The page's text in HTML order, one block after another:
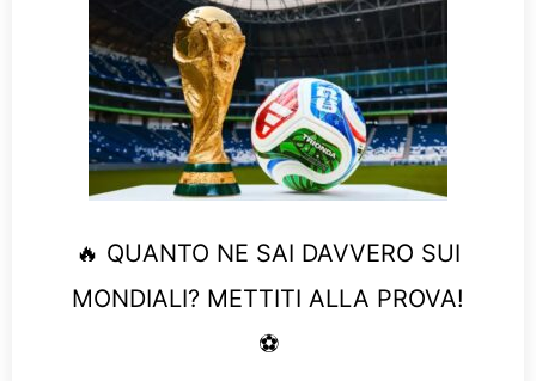
🔥 QUANTO NE SAI DAVVERO SUI
MONDIALI? METTITI ALLA PROVA!
⚽